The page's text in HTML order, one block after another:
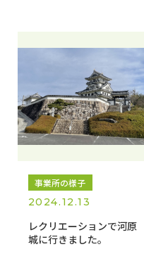
事業所の様子
2024.12.13
レクリエーションで河原
城に行きました。